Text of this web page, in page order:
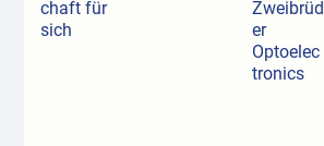
chaft für
sich
Zweibrüd
er
Optoelec
tronics